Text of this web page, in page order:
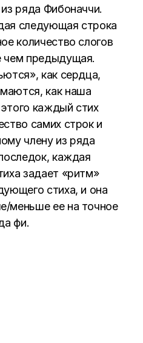
ряда Фибоначчи.
следующая строка
количество слогов
чем предыдущая.
как сердца,
как наша
каждый стих
самих строк и
члену из ряда
каждая
задает «ритм»
стиха, и она
меньше ее на точное
фи.